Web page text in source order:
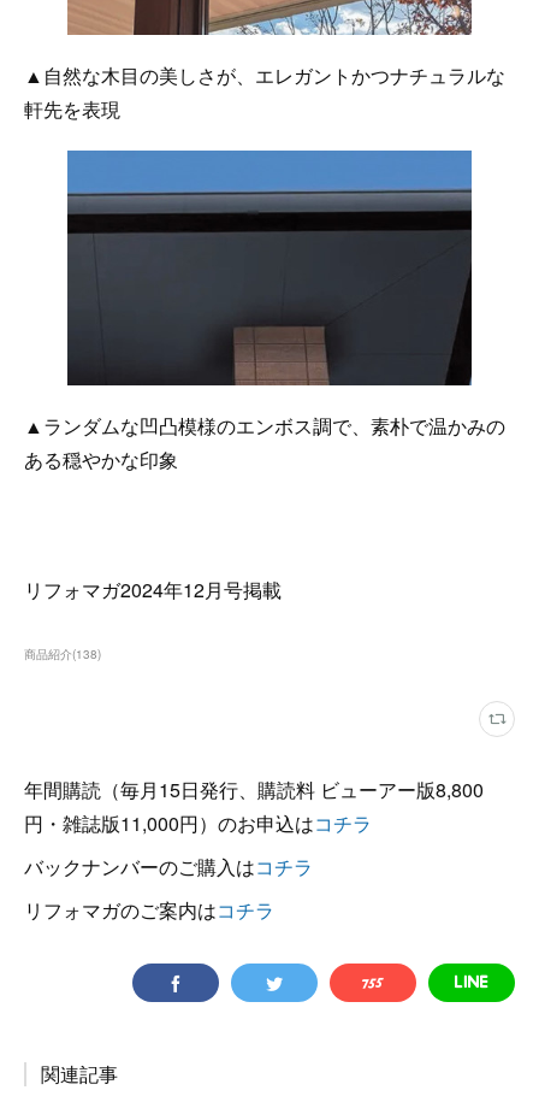
▲自然な木目の美しさが、エレガントかつナチュラルな
軒先を表現
▲ランダムな凹凸模様のエンボス調で、素朴で温かみの
ある穏やかな印象
リフォマガ2024年12月号掲載
商品紹介(138)
年間購読（毎月15日発行、購読料 ビューアー版8,800
円・雑誌版11,000円）のお申込はコチラ
バックナンバーのご購入はコチラ
リフォマガのご案内はコチラ
関連記事